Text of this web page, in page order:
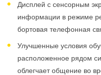
Дисплей с сенсорным
информации в режиме
бортовая телефонная
Улучшенные условия
расположенное рядом
облегчает общение во